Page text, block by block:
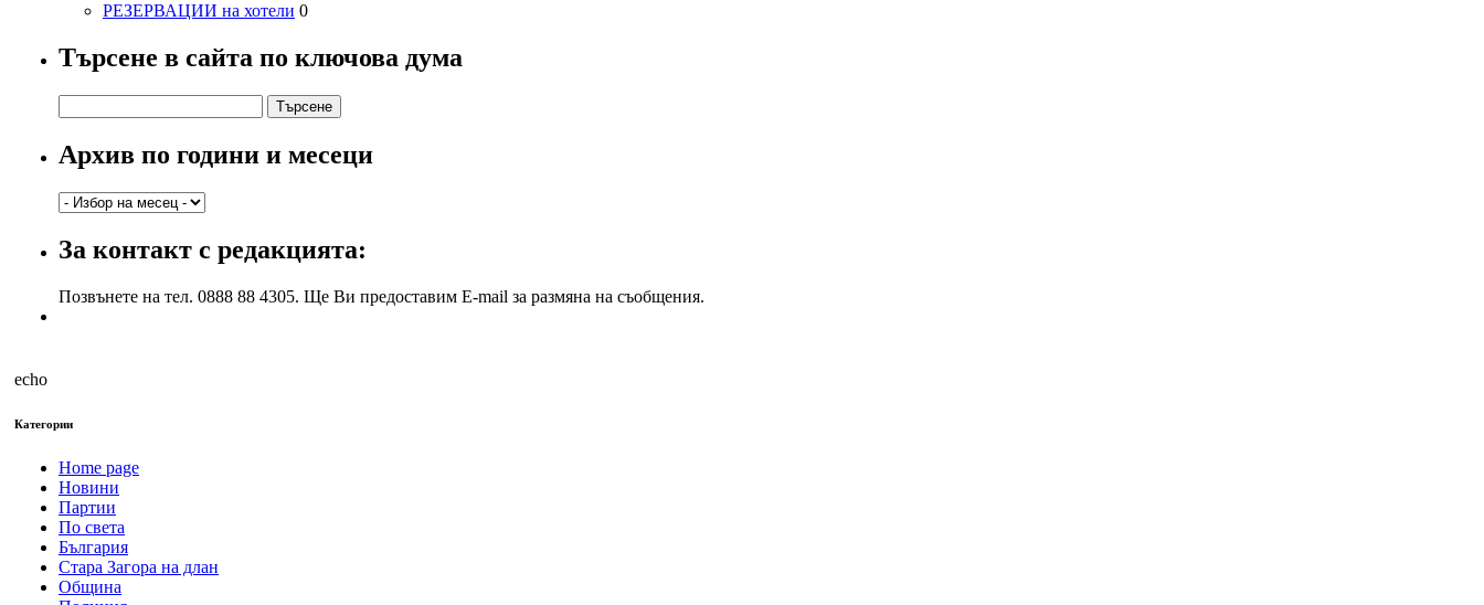
РЕЗЕРВАЦИИ на хотели 0
Търсене в сайта по ключова дума
за:
Архив по години и месеци
Архив
години
и
За контакт с редакцията:
Позвънете на тел. 0888 88 4305. Ще Ви предоставим E-mail за размяна на съобщения.
echo
Категории
Home page
Новини
Партии
По света
България
Стара Загора на длан
Община